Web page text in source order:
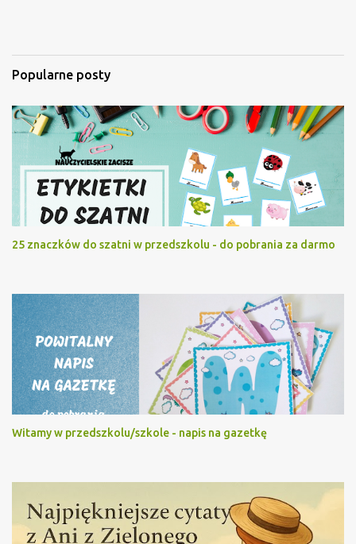
Popularne posty
25 znaczków do szatni w przedszkolu - do pobrania za darmo
Witamy w przedszkolu/szkole - napis na gazetkę